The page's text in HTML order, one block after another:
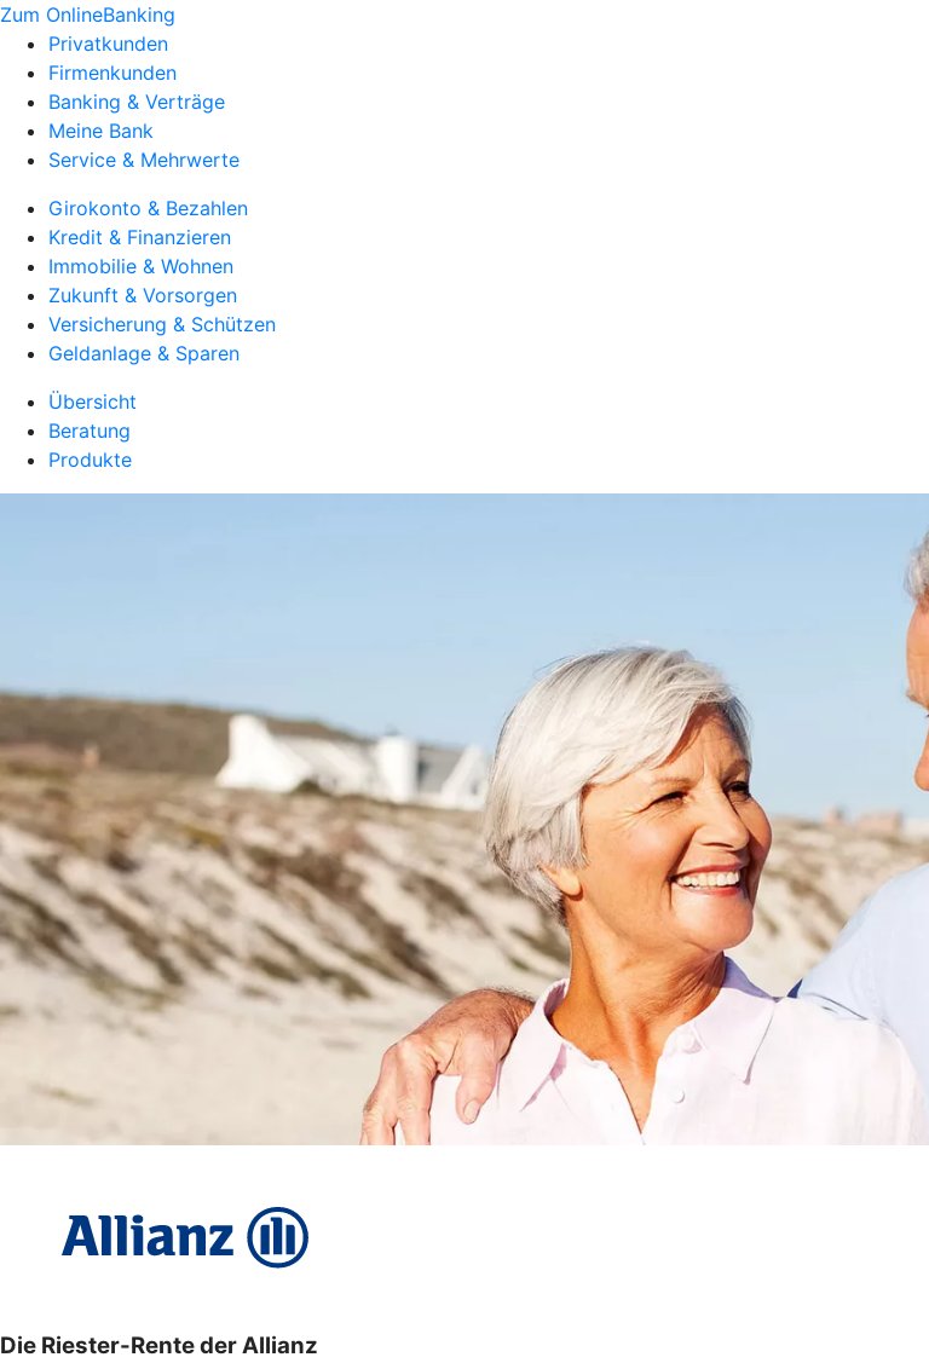
Zum OnlineBanking
Privatkunden
Firmenkunden
Banking & Verträge
Meine Bank
Service & Mehrwerte
Girokonto & Bezahlen
Kredit & Finanzieren
Immobilie & Wohnen
Zukunft & Vorsorgen
Versicherung & Schützen
Geldanlage & Sparen
Übersicht
Beratung
Produkte
Die Riester-Rente der Allianz